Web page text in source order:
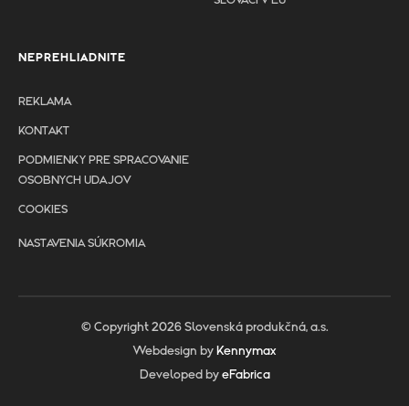
NEPREHLIADNITE
REKLAMA
KONTAKT
PODMIENKY PRE SPRACOVANIE
OSOBNYCH UDAJOV
COOKIES
NASTAVENIA SÚKROMIA
© Copyright 2026 Slovenská produkčná, a.s.
Webdesign by Kennymax
Developed by eFabrica